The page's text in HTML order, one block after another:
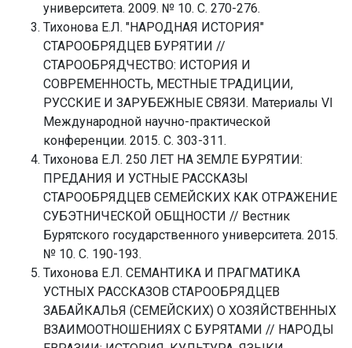
университета. 2009. № 10. С. 270-276.
Тихонова Е.Л. "НАРОДНАЯ ИСТОРИЯ"
СТАРООБРЯДЦЕВ БУРЯТИИ //
СТАРООБРЯДЧЕСТВО: ИСТОРИЯ И
СОВРЕМЕННОСТЬ, МЕСТНЫЕ ТРАДИЦИИ,
РУССКИЕ И ЗАРУБЕЖНЫЕ СВЯЗИ. Материалы VI
Международной научно-практической
конференции. 2015. С. 303-311.
Тихонова Е.Л. 250 ЛЕТ НА ЗЕМЛЕ БУРЯТИИ:
ПРЕДАНИЯ И УСТНЫЕ РАССКАЗЫ
СТАРООБРЯДЦЕВ СЕМЕЙСКИХ КАК ОТРАЖЕНИЕ
СУБЭТНИЧЕСКОЙ ОБЩНОСТИ // Вестник
Бурятского государственного университета. 2015.
№ 10. С. 190-193.
Тихонова Е.Л. СЕМАНТИКА И ПРАГМАТИКА
УСТНЫХ РАССКАЗОВ СТАРООБРЯДЦЕВ
ЗАБАЙКАЛЬЯ (СЕМЕЙСКИХ) О ХОЗЯЙСТВЕННЫХ
ВЗАИМООТНОШЕНИЯХ С БУРЯТАМИ // НАРОДЫ